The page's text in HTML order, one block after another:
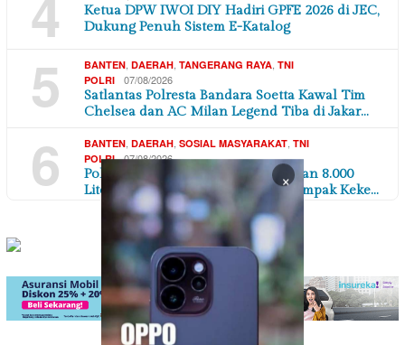
Ketua DPW IWOI DIY Hadiri GPFE 2026 di JEC,
Dukung Penuh Sistem E-Katalog
5 BANTEN DAERAH TANGERANG RAYA TNI
POLRI
07/08/2026
Satlantas Polresta Bandara Soetta Kawal Tim
Chelsea dan AC Milan Legend Tiba di Jakar…
6 BANTEN DAERAH SOSIAL MASYARAKAT TNI
POLRI
07/08/2026
Polres Serang Polda Banten Salurkan 8.000
Liter Air Bersih untuk Warga Terdampak Keke…
×